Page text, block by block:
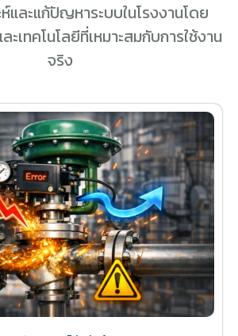
ห์และแก้ปัญหาระบบในโรงงานโดย
เทคโนโลยีที่เหมาะสมกับการใช้งาน
จริง